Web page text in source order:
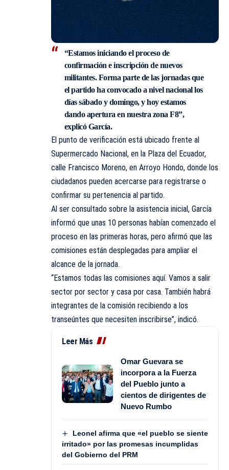
“Estamos iniciando el proceso de
confirmación e inscripción de nuevos
militantes. Forma parte de las jornadas que
el partido ha convocado a nivel nacional los
días sábado y domingo, y hoy estamos
dando apertura en nuestra zona F8”,
explicó García.
El punto de verificación está ubicado frente al
Supermercado Nacional, en la Plaza del Ecuador,
calle Francisco Moreno, en Arroyo Hondo, donde los
ciudadanos pueden acercarse para registrarse o
confirmar su pertenencia al partido.
Al ser consultado sobre la asistencia inicial, García
informó que unas 10 personas habían comenzado el
proceso en las primeras horas, pero afirmó que las
comisiones están desplegadas para ampliar el
alcance de la jornada.
“Estamos todas las comisiones aquí. Vamos a salir
sector por sector y casa por casa. También habrá
integrantes de la comisión recibiendo a los
transeúntes que necesiten inscribirse”, indicó.
Leer Más
Omar Guevara se
incorpora a la Fuerza
del Pueblo junto a
cientos de dirigentes de
Nuevo Rumbo
Leonel afirma que «el pueblo se siente
irritado» por las promesas incumplidas
del Gobierno del PRM